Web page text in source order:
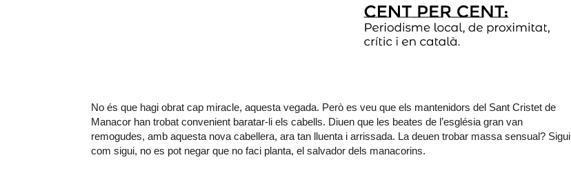
No és que hagi obrat cap miracle, aquesta vegada. Però es veu que els mantenidors del Sant Cristet de
Manacor han trobat convenient baratar-li els cabells. Diuen que les beates de l’església gran van
remogudes, amb aquesta nova cabellera, ara tan lluenta i arrissada. La deuen trobar massa sensual? Sigui
com sigui, no es pot negar que no faci planta, el salvador dels manacorins.